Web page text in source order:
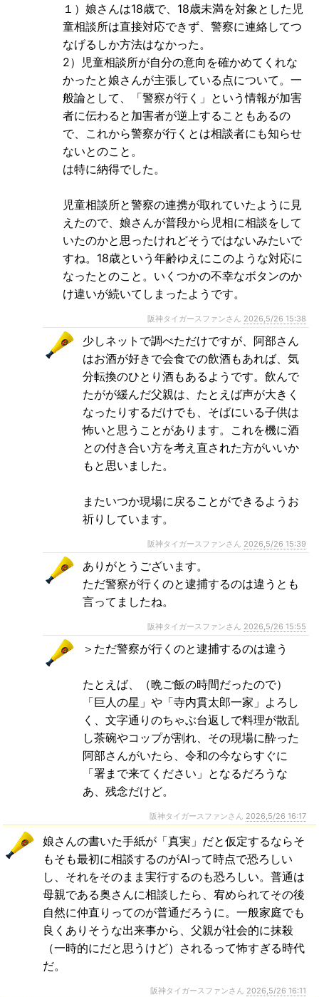
１）娘さんは18歳で、18歳未満を対象とした児
童相談所は直接対応できず、警察に連絡してつ
なげるしか方法はなかった。
2）児童相談所が自分の意向を確かめてくれな
かったと娘さんが主張している点について。一
般論として、「警察が行く」という情報が加害
者に伝わると加害者が逆上することもあるの
で、これから警察が行くとは相談者にも知らせ
ないとのこと。
は特に納得でした。
児童相談所と警察の連携が取れていたように見
えたので、娘さんが普段から児相に相談をして
いたのかと思ったけれどそうではないみたいで
すね。18歳という年齢ゆえにこのような対応に
なったとのこと。いくつかの不幸なボタンのか
け違いが続いてしまったようです。
阪神タイガースファンさん 2026,5/26 15:38
少しネットで調べただけですが、阿部さん
はお酒が好きで会食での飲酒もあれば、気
分転換のひとり酒もあるようです。飲んで
たがが緩んだ父親は、たとえば声が大きく
なったりするだけでも、そばにいる子供は
怖いと思うことがあります。これを機に酒
との付き合い方を考え直された方がいいか
もと思いました。
またいつか現場に戻ることができるようお
祈りしています。
阪神タイガースファンさん 2026,5/26 15:39
ありがとうございます。
ただ警察が行くのと逮捕するのは違うとも
言ってましたね。
阪神タイガースファンさん 2026,5/26 15:55
＞ただ警察が行くのと逮捕するのは違う
たとえば、（晩ご飯の時間だったので）
「巨人の星」や「寺内貫太郎一家」よろし
く、文字通りのちゃぶ台返しで料理が散乱
し茶碗やコップが割れ、その現場に酔った
阿部さんがいたら、令和の今ならすぐに
「署まで来てください」となるだろうな
あ、残念だけど。
阪神タイガースファンさん 2026,5/26 16:17
娘さんの書いた手紙が「真実」だと仮定するならそ
もそも最初に相談するのがAIって時点で恐ろしい
し、それをそのまま実行するのも恐ろしい。普通は
母親である奥さんに相談したら、宥められてその後
自然に仲直りってのが普通だろうに。一般家庭でも
良くありそうな出来事から、父親が社会的に抹殺
（一時的にだと思うけど）されるって怖すぎる時代
だ。
阪神タイガースファンさん 2026,5/26 16:11